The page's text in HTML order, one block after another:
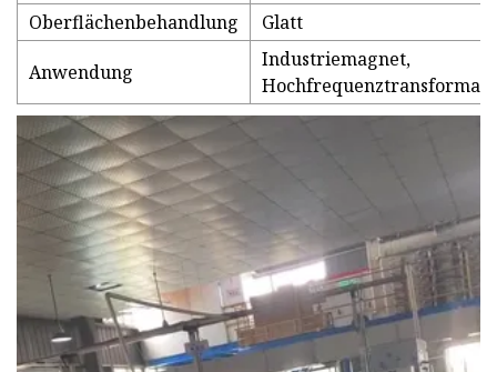
Oberflächenbehandlung
Glatt
Anwendung
Industriemagnet,